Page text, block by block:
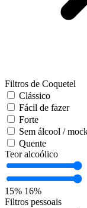
Filtros de Coquetel
Clássico
Fácil de fazer
Forte
Sem álcool /
Quente
Teor alcoólico
15% 16%
Filtros pessoais